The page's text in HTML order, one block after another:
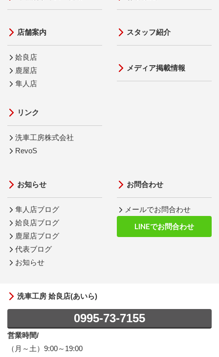
店舗案内
姶良店
鹿屋店
隼人店
リンク
洗車工房株式会社
RevoS
スタッフ紹介
メディア掲載情報
お知らせ
隼人店ブログ
姶良店ブログ
鹿屋店ブログ
代表ブログ
お知らせ
お問合わせ
メールでお問合わせ
LINEでお問合わせ
洗車工房 姶良店(あいら)
0995-73-7155
営業時間/
（月～土）9:00～19:00